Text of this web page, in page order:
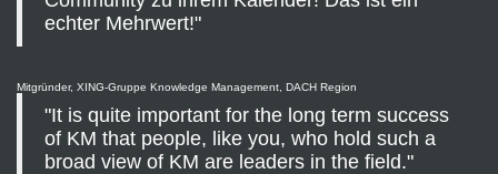
echter Mehrwert!"
Mitgründer, XING-Gruppe Knowledge Management, DACH Region
"It is quite important for the long term success
of KM that people, like you, who hold such a
broad view of KM are leaders in the field."